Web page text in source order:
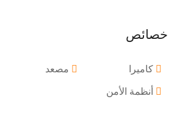
خصائص
كاميرا مصعد
أنظمة الأمن